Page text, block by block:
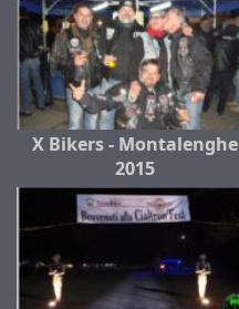
X Bikers - Montalenghe
2015